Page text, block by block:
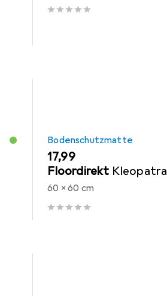
Bodenschutzmatte
EUR
17,99
Floordirekt Kleopatra
60 x 60 cm